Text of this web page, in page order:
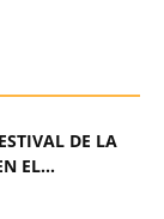
DE LA
EL...